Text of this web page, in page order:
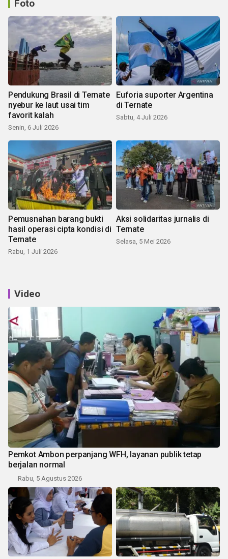
Foto
Pendukung Brasil di Ternate
nyebur ke laut usai tim
favorit kalah
Senin, 6 Juli 2026
Euforia suporter Argentina
di Ternate
Sabtu, 4 Juli 2026
Pemusnahan barang bukti
hasil operasi cipta kondisi di
Ternate
Rabu, 1 Juli 2026
Aksi solidaritas jurnalis di
Ternate
Selasa, 5 Mei 2026
Video
Pemkot Ambon perpanjang WFH, layanan publik tetap
berjalan normal
Rabu, 5 Agustus 2026